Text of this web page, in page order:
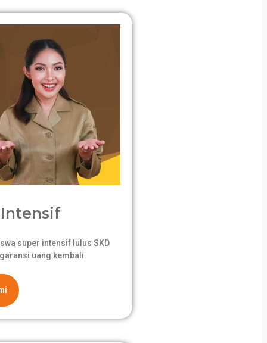
super intensif lulus SKD
garansi uang kembali.